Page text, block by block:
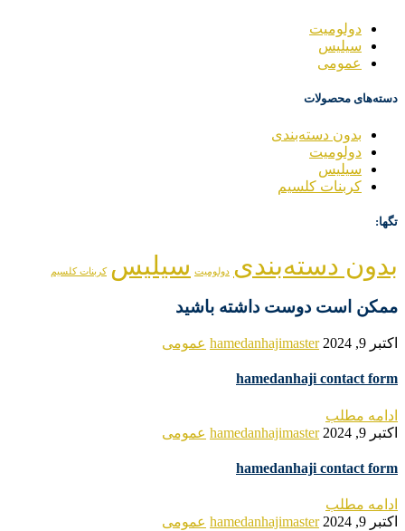
دولومیت
سیلیس
عمومی
دسته‌های محصولات
بدون دسته‌بندی
دولومیت
سیلیس
کربنات کلسیم
تگها:
بدون دسته‌بندی دولومیت سیلیس کربنات کلسیم
ممکن است دوست داشته باشید
اکتبر 9, 2024 hamedanhajimaster عمومی
hamedanhaji contact form
ادامه مطلب
اکتبر 9, 2024
hamedanhajimaster عمومی
hamedanhaji contact form
ادامه مطلب
اکتبر 9, 2024
hamedanhajimaster عمومی